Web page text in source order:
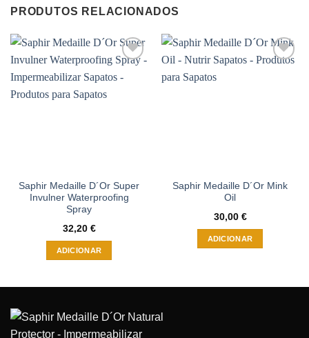
PRODUTOS RELACIONADOS
à wishlist
Saphir Medaille D´Or Super
Invulner Waterproofing
Spray
32,20 €
ADICIONAR
Saphir Medaille D´Or Mink
Oil
30,00 €
ADICIONAR